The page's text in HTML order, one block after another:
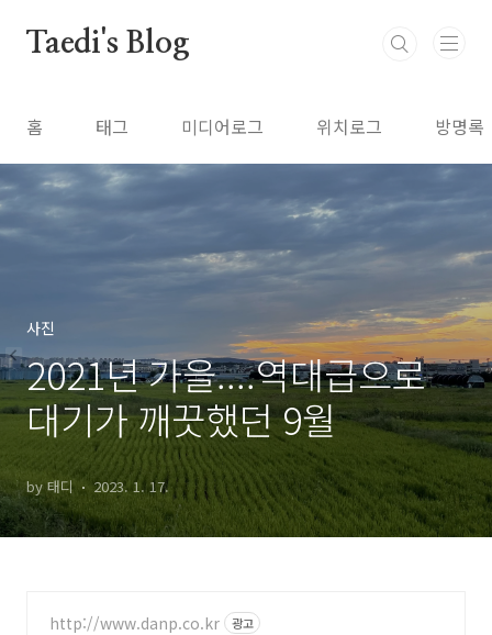
Taedi's Blog
홈 태그 미디어로그 위치로그 방명록
사진
2021년 가을....역대급으로
대기가 깨끗했던 9월
by 태디 2023. 1. 17.
http://www.danp.co.kr 광고